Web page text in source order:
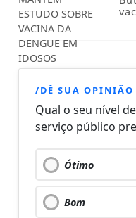
/DÊ SUA OPINIÃO
Qual o seu nível
serviço público
Ótimo
Bom